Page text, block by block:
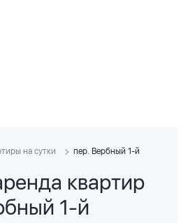
на сутки пер. Вербный 1-й
квартир
1-й